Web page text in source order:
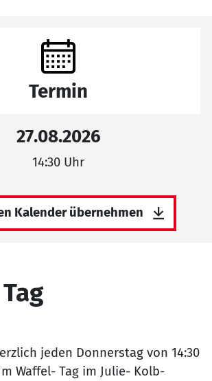
jeden Donnerstag von 14:30
Waffel- Tag im Julie- Kolb-
Termin
27.08.2026
14:30 Uhr
Kalender übernehmen